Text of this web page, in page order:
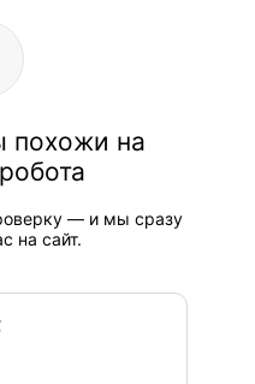
похожи на
— и мы сразу
на сайт.